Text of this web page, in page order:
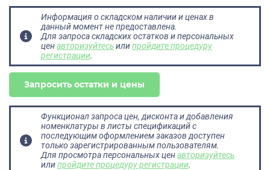
Информация о складском наличии и ценах в
данный момент не предоставлена.
Для запроса складских остатков и персональных
ценавторизуйтесьилипройдите процедуру
регистрации.
Запросить остатки и цены
Функционал запроса цен, дисконта и добавления
номенклатуры в листы спецификаций с
последующим оформлением заказов доступен
только зарегистрированным пользователям.
Для просмотра персональных ценавторизуйтесь
илипройдите процедуру регистрации.